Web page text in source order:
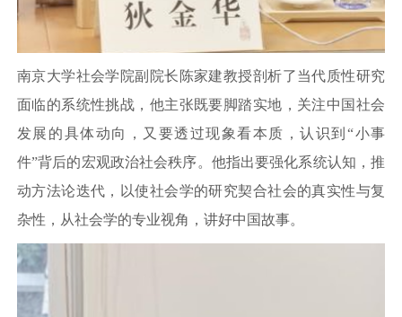
南京大学社会学院副院长陈家建教授剖析了当代质性研究
面临的系统性挑战，他主张既要脚踏实地，关注中国社会
发展的具体动向，又要透过现象看本质，认识到“小事
件”背后的宏观政治社会秩序。他指出要强化系统认知，推
动方法论迭代，以使社会学的研究契合社会的真实性与复
杂性，从社会学的专业视角，讲好中国故事。